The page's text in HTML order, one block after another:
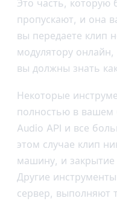
Это часть, которую
пропускают, и она
вы передаете клип
модулятору
вы должны знать
Некоторые
полностью в
Audio API и все
этом случае клип
машину, и закрытие
Другие
сервер, выполняют